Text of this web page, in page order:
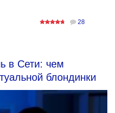
28
в Сети: чем
блондинки